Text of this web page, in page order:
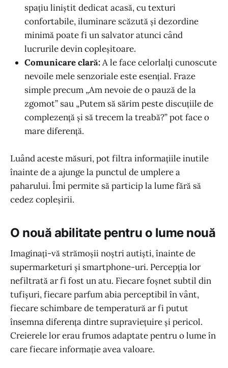
spațiu liniștit dedicat acasă, cu texturi
confortabile, iluminare scăzută și dezordine
minimă poate fi un salvator atunci când
lucrurile devin copleșitoare.
Comunicare clară:A le face celorlalți cunoscute
nevoile mele senzoriale este esențial. Fraze
simple precum „Am nevoie de o pauză de la
zgomot” sau „Putem să sărim peste discuțiile de
complezență și să trecem la treabă?” pot face o
mare diferență.
Luând aceste măsuri, pot filtra informațiile inutile
înainte de a ajunge la punctul de umplere a
paharului. Îmi permite să particip la lume fără să
cedez copleșirii.
O nouă abilitate pentru o lume nouă
Imaginați-vă strămoșii noștri autiști, înainte de
supermarketuri și smartphone-uri. Percepția lor
nefiltrată ar fi fost un atu. Fiecare foșnet subtil din
tufișuri, fiecare parfum abia perceptibil în vânt,
fiecare schimbare de temperatură ar fi putut
însemna diferența dintre supraviețuire și pericol.
Creierele lor erau frumos adaptate pentru o lume în
care fiecare informație avea valoare.